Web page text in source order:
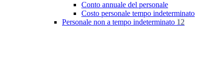
Conto annuale del personale
Costo personale tempo indeterminato
Personale non a tempo indeterminato 12